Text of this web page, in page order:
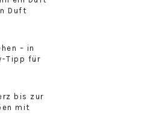
Duft
– in
Tipp für
bis zur
mit